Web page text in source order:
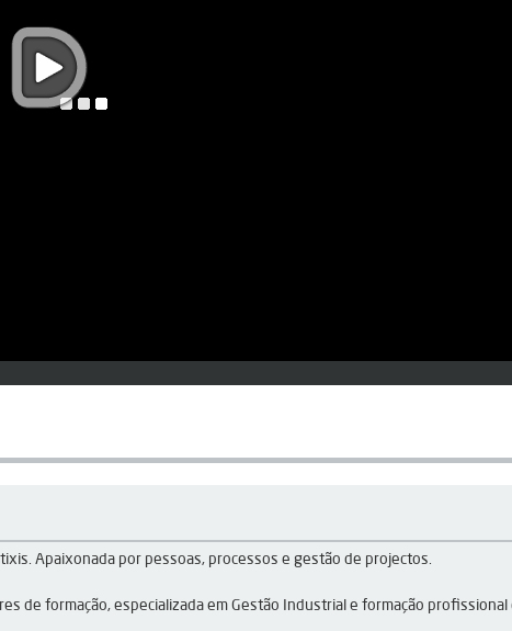
Apaixonada por pessoas, processos e gestão de projectos.
de formação, especializada em Gestão Industrial e formação profissional